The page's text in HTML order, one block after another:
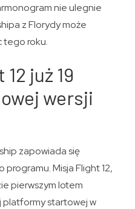
nie ulegnie
z Florydy może
tego roku.
już 19
wersji
zapowiada się
programu. Misja Flight 12,
pierwszym lotem
startowej w